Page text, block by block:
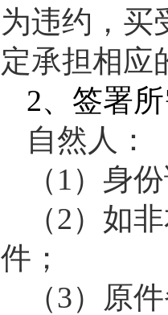
为违约，买
定承担相应
2、签署
自然人：
（1）身
（2）如
件；
（3）原